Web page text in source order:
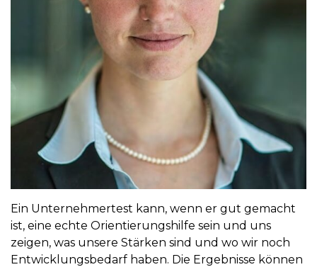
Ein Unternehmertest kann, wenn er gut gemacht
ist, eine echte Orientierungshilfe sein und uns
zeigen, was unsere Stärken sind und wo wir noch
Entwicklungsbedarf haben. Die Ergebnisse können